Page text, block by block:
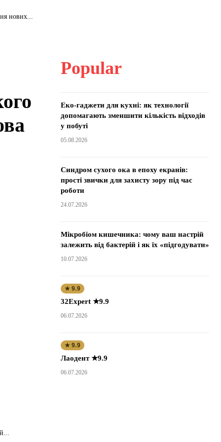
нових...
Popular
Еко-гаджети для кухні: як технології
допомагають зменшити кількість відходів
у побуті
05.08.2026
Синдром сухого ока в епоху екранів:
прості звички для захисту зору під час
роботи
24.07.2026
Мікробіом кишечника: чому ваш настрій
залежить від бактерій і як їх «підгодувати»
10.07.2026
★ 9.9
32Expert ★9.9
06.07.2026
★ 9.9
Лаодент ★9.9
06.07.2026